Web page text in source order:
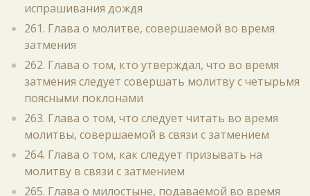
испрашивания дождя
261. Глава о молитве, совершаемой во время
затмения
262. Глава о том, кто утверждал, что во время
затмения следует совершать молитву с четырьмя
поясными поклонами
263. Глава о том, что следует читать во время
молитвы, совершаемой в связи с затмением
264. Глава о том, как следует призывать на
молитву в связи с затмением
265. Глава о милостыне, подаваемой во время